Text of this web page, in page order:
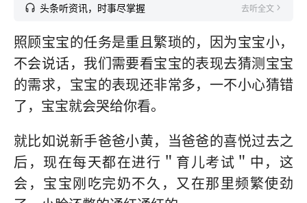
头条听资讯，时事尽掌握 去听全文
照顾宝宝的任务是重且繁琐的，因为宝宝小，
不会说话，我们需要看宝宝的表现去猜测宝宝
的需求，宝宝的表现还非常多，一不小心猜错
了，宝宝就会哭给你看。
就比如说新手爸爸小黄，当爸爸的喜悦过去之
后，现在每天都在进行＂育儿考试＂中，这
会，宝宝刚吃完奶不久，又在那里频繁使劲